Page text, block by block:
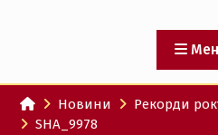
участю ХПІ
перспективи
іспанського
технологічного
партнерства
Новини
Рекорди
SHA_9978